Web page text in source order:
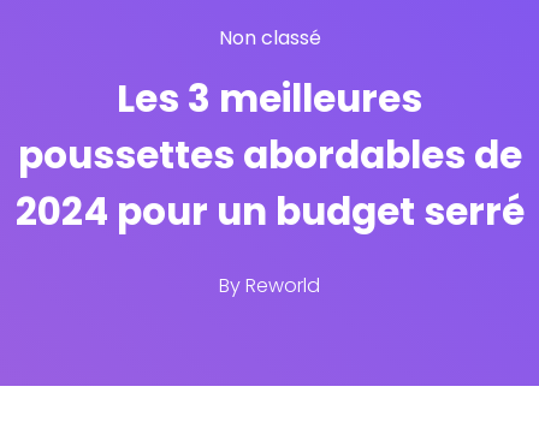
Non classé
Les 3 meilleures
poussettes abordables de
2024 pour un budget serré
ByReworld